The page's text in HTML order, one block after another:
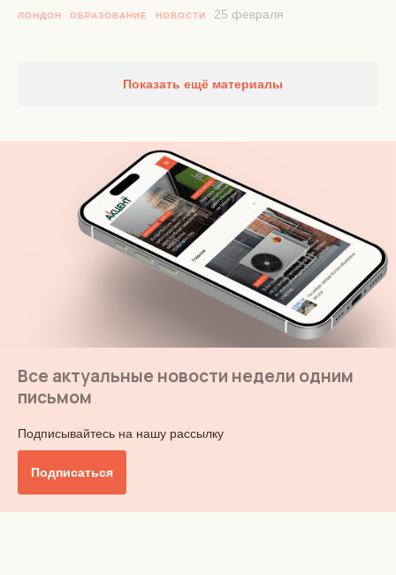
ЛОНДОН ОБРАЗОВАНИЕ НОВОСТИ 25 февраля
Показать ещё материалы
Все актуальные новости недели одним
письмом
Подписывайтесь на нашу рассылку
Подписаться